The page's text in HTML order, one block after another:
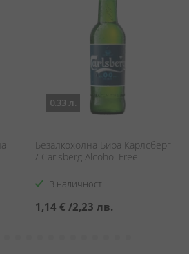
0.33 л.
Безалкохолна Бира Карлсберг
/ Carlsberg Alcohol Free
В наличност
1,14 € /2,23 лв.